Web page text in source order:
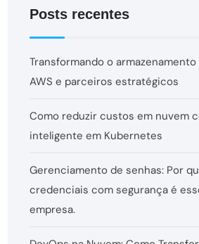
Posts recentes
Transformando o
AWS e parceiros estratégicos
Como reduzir custos em nuvem
inteligente em Kubernetes
Gerenciamento de senhas: Por
credenciais com segurança é
empresa.